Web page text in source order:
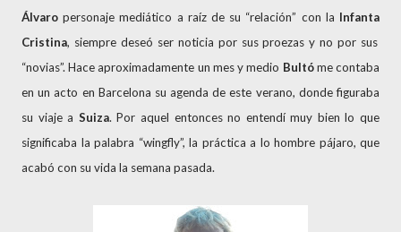
Álvaro personaje mediático a raíz de su “relación” con la Infanta
Cristina, siempre deseó ser noticia por sus proezas y no por sus
“novias”. Hace aproximadamente un mes y medio Bultóme contaba
en un acto en Barcelona su agenda de este verano, donde figuraba
su viaje a Suiza. Por aquel entonces no entendí muy bien lo que
significaba la palabra “wingfly”, la práctica a lo hombre pájaro, que
acabó con su vida la semana pasada.